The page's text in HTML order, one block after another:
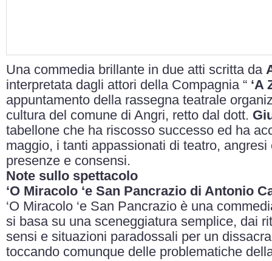
Una commedia brillante in due atti scritta da
interpretata dagli attori della Compagnia “ ‘A
appuntamento della rassegna teatrale
cultura del comune di Angri, retto dal dott.
tabellone che ha riscosso successo ed ha
maggio, i tanti appassionati di teatro,
presenze e consensi.
Note sullo spettacolo
‘O Miracolo ‘e San Pancrazio di Antonio
‘O Miracolo ‘e San Pancrazio è una
si basa su una sceneggiatura semplice, dai
sensi e situazioni paradossali per un
toccando comunque delle problematiche